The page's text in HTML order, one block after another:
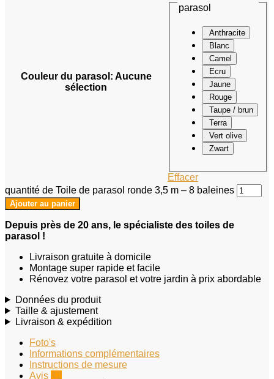
Couleur du parasol : Aucune
sélection
parasol
Anthracite
Blanc
Camel
Ecru
Jaune
Rouge
Taupe / brun
Terra
Vert olive
Zwart
Effacer
quantité de Toile de parasol ronde 3,5 m – 8 baleines
Ajouter au panier
Depuis près de 20 ans, le spécialiste des toiles de
parasol !
Livraison gratuite à domicile
Montage super rapide et facile
Rénovez votre parasol et votre jardin à prix abordable
Données du produit
Taille & ajustement
Livraison & expédition
Foto's
Informations complémentaires
Instructions de mesure
Avis 42